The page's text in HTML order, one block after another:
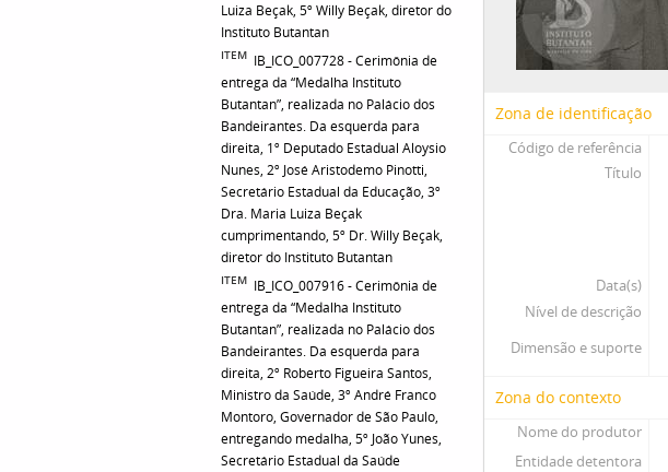
Luiza Beçak, 5º Willy Beçak, diretor do
Instituto Butantan
ITEM IB_ICO_007728 - Cerimônia de
entrega da “Medalha Instituto
Butantan”, realizada no Palácio dos
Bandeirantes. Da esquerda para
direita, 1º Deputado Estadual Aloysio
Nunes, 2º José Aristodemo Pinotti,
Secretário Estadual da Educação, 3º
Dra. Maria Luiza Beçak
cumprimentando, 5º Dr. Willy Beçak,
diretor do Instituto Butantan
ITEM IB_ICO_007916 - Cerimônia de
entrega da “Medalha Instituto
Butantan”, realizada no Palácio dos
Bandeirantes. Da esquerda para
direita, 2º Roberto Figueira Santos,
Ministro da Saúde, 3º André Franco
Montoro, Governador de São Paulo,
entregando medalha, 5º João Yunes,
Secretário Estadual da Saúde
Zona de identificação
Código de referência
Título
Data(s)
Nível de descrição
Dimensão e suporte
Zona do contexto
Nome do produtor
Entidade detentora